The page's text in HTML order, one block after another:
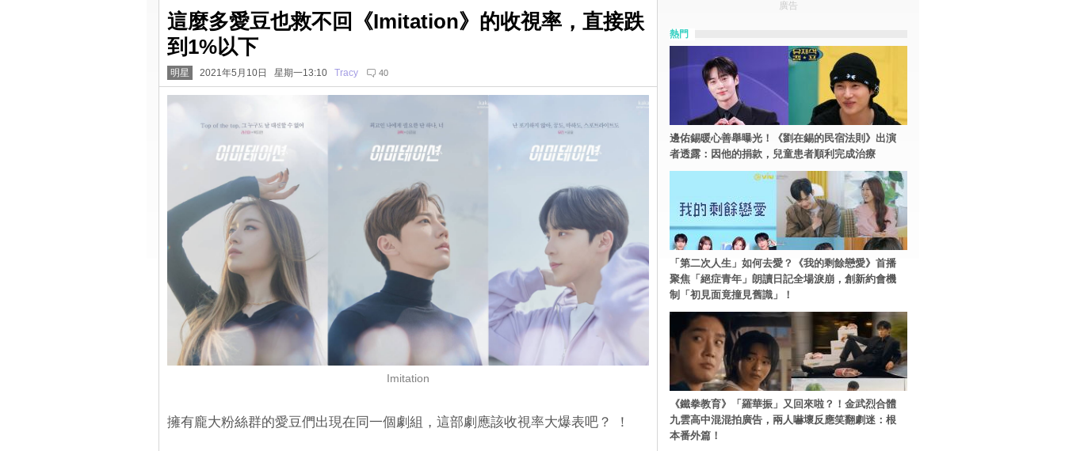
這麼多愛豆也救不回《Imitation》的收視率，直接跌
到1%以下
明星 2021年5月10日 星期一13:10 Tracy 40
Imitation
擁有龐大粉絲群的愛豆們出現在同一個劇組，這部劇應該收視率大爆表吧？ ！
廣告
熱門
邊佑錫暖心善舉曝光！《劉在錫的民宿法則》出演
者透露：因他的捐款，兒童患者順利完成治療
「第二次人生」如何去愛？《我的剩餘戀愛》首播
聚焦「絕症青年」朗讀日記全場淚崩，創新約會機
制「初見面竟撞見舊識」！
《鐵拳教育》「羅華振」又回來啦？！金武烈合體
九雲高中混混拍廣告，兩人嚇壞反應笑翻劇迷：根
本番外篇！